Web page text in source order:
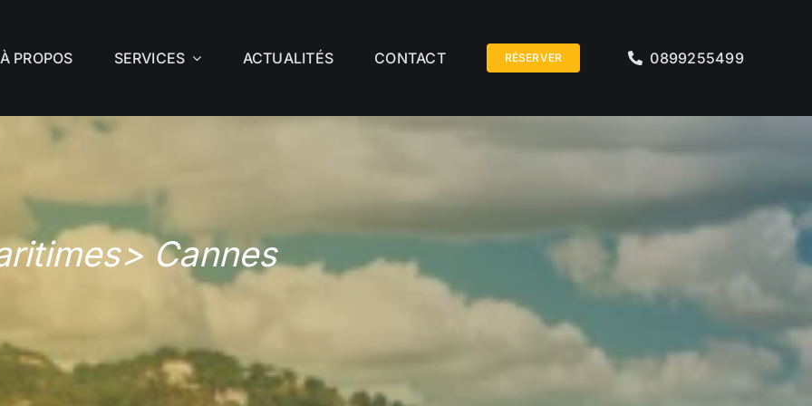
À PROPOS SERVICES ACTUALITÉS CONTACT RÉSERVER 0899255499
Cannes